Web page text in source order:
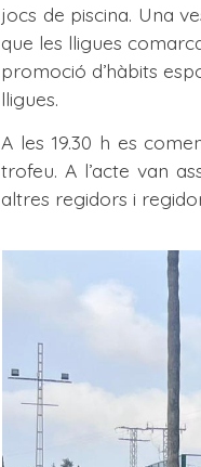
jocs de piscina. Una
que les lligues
promoció d’hàbits
lligues.
A les 19.30 h es
trofeu. A l’acte van
altres regidors i